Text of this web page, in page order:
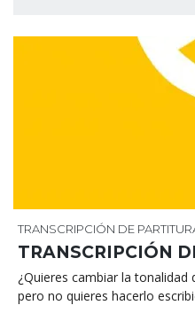
TRANSCRIPCIÓN DE
TRANSCRIPCIÓN
¿Quieres cambiar la tonalidad
pero no quieres hacerlo